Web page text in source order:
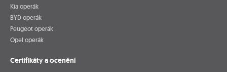
Kia operák
BYD operák
Peugeot operák
Opel operák
Certifikáty a ocenění